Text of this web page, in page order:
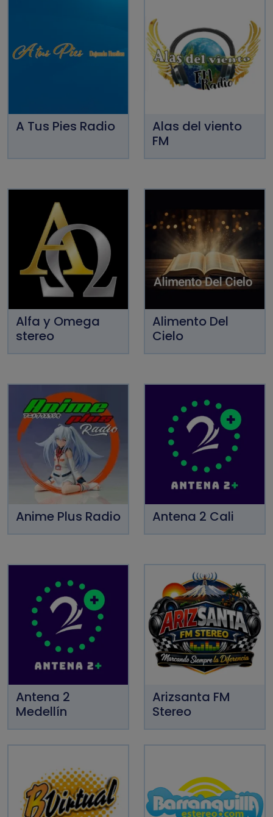
A Tus Pies Radio
Alas del viento
FM
Alfa y Omega
stereo
Alimento Del
Cielo
Anime Plus Radio Antena 2 Cali
Antena 2
Medellín
Arizsanta FM
Stereo